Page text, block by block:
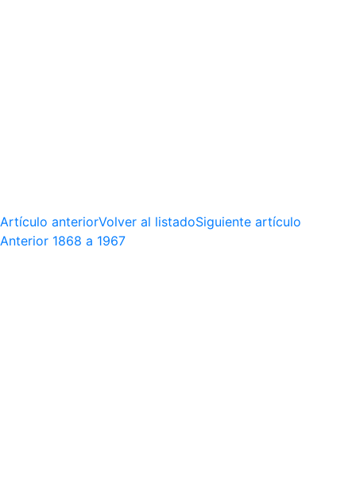
Artículo anteriorVolver al listadoSiguiente artículo
Anterior 1868 a 1967